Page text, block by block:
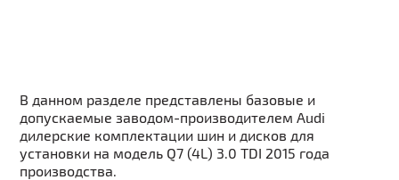
В данном разделе представлены базовые и
допускаемые заводом-производителем Audi
дилерские комплектации шин и дисков для
установки на модель Q7 (4L) 3.0 TDI 2015 года
производства.